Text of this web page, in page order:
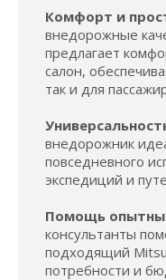
Комфорт и
внедорожные
предлагает
салон,
так и для
внедорожник
повседневного
экспедиций и
Помощь
консультанты
подходящий
потребности и